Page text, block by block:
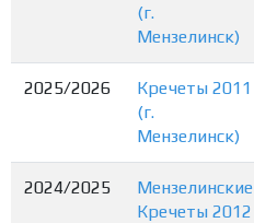
(г.
Мензелинск)
2025/2026
Кречеты 2011
(г.
Мензелинск)
2024/2025
Мензелинские
Кречеты 2012